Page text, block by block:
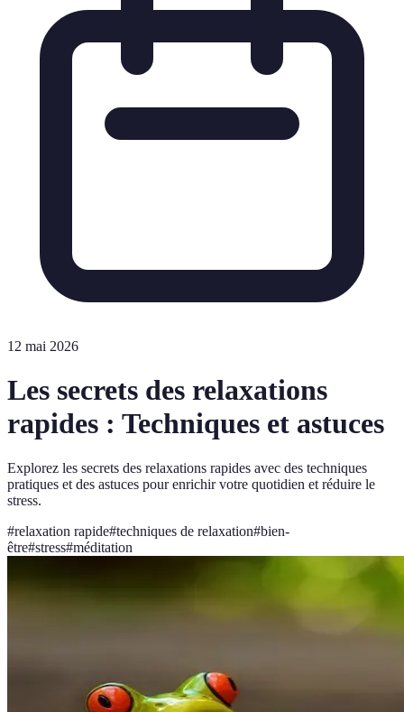
12 mai 2026
Les secrets des relaxations
rapides : Techniques et astuces
Explorez les secrets des relaxations rapides avec des techniques
pratiques et des astuces pour enrichir votre quotidien et réduire le
stress.
#relaxation rapide#techniques de relaxation#bien-
être#stress#méditation